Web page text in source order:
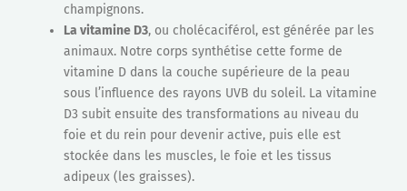
champignons.
La vitamine D3, ou cholécaciférol, est générée par les
animaux. Notre corps synthétise cette forme de
vitamine D dans la couche supérieure de la peau
sous l’influence des rayons UVB du soleil. La vitamine
D3 subit ensuite des transformations au niveau du
foie et du rein pour devenir active, puis elle est
stockée dans les muscles, le foie et les tissus
adipeux (les graisses).